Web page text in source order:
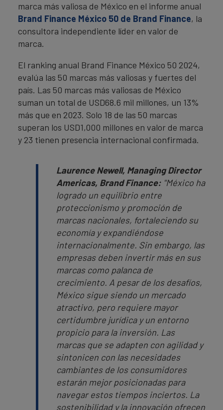
marca más valiosa de México en el informe anual
Brand Finance México 50 de Brand Finance, la
consultora independiente líder en valor de
marca.
El ranking anual Brand Finance México 50 2024,
evalúa las 50 marcas más valiosas y fuertes del
país. Las 50 marcas más valiosas de México
suman un total de USD68.6 mil millones, un 13%
más que en 2023. Solo 18 de las 50 marcas
superan los USD1,000 millones en valor de marca
y 23 tienen presencia internacional confirmada.
Laurence Newell, Managing Director
Americas, Brand Finance: "México ha
logrado un equilibrio entre
proteccionismo y promoción de
marcas nacionales, fortaleciendo su
economía y expandiéndose
internacionalmente. Sin embargo, las
empresas deben invertir más en sus
marcas como palanca de
crecimiento. A pesar de los desafíos,
México sigue siendo un mercado
atractivo, pero requiere mayor
certidumbre jurídica y un entorno
propicio para la inversión. Las
marcas que se adapten con agilidad y
sintonicen con las necesidades
cambiantes de los consumidores
estarán mejor posicionadas para
navegar estos tiempos inciertos. La
sostenibilidad y la innovación ofrecen